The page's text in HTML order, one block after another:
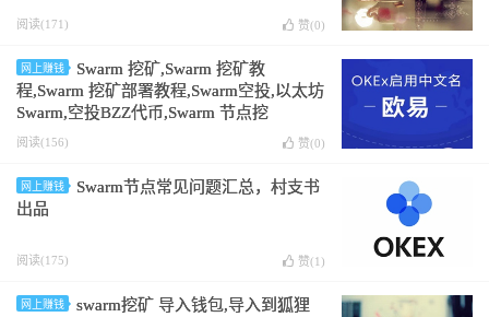
阅读(171) 赞(0)
网上赚钱
Swarm 挖矿,Swarm 挖矿教
程,Swarm 挖矿部署教程,Swarm空投,以太坊
Swarm,空投BZZ代币,Swarm 节点挖
矿,Swarm 节点挖矿教程,Swarm 节点挖矿部
空投BZZ节点代币,bzz币挖矿教程 ，
Windows 10操作教程
阅读(156) 赞(0)
网上赚钱
Swarm节点常见问题汇总，村支书
出品
阅读(175) 赞(1 )
网上赚钱
swarm挖矿 导入钱包,导入到狐狸